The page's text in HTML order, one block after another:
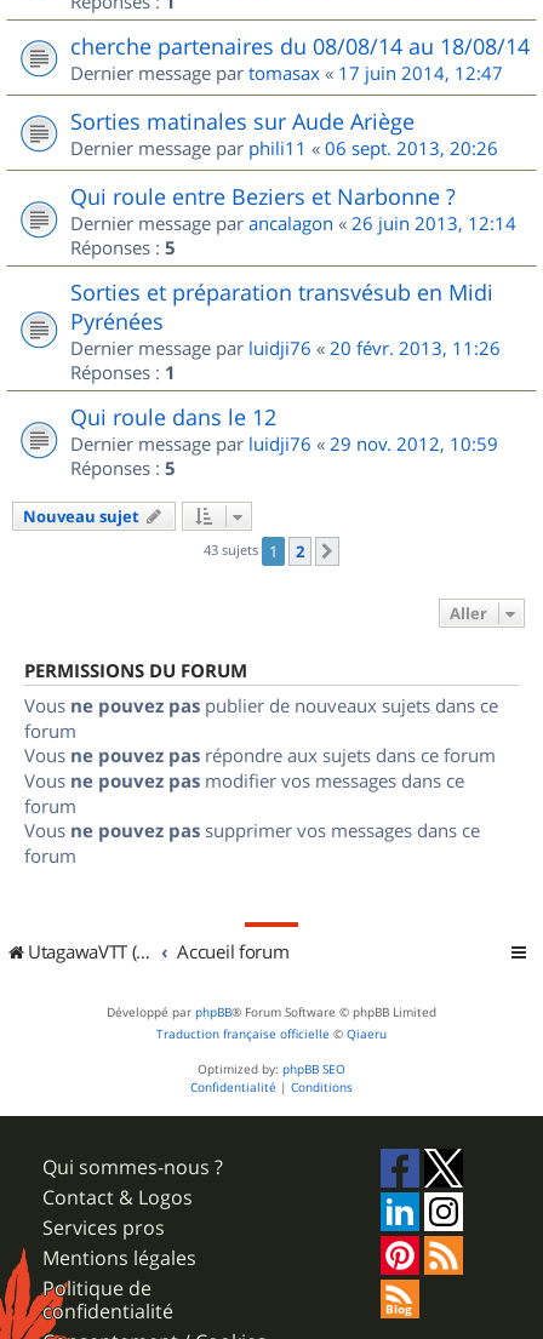
cherche partenaires du 08/08/14 au 18/08/14
Dernier message par tomasax « 17 juin 2014, 12:47
Sorties matinales sur Aude Ariège
Dernier message par phili11 « 06 sept. 2013, 20:26
Qui roule entre Beziers et Narbonne ?
Dernier message par ancalagon « 26 juin 2013, 12:14
Réponses : 5
Sorties et préparation transvésub en Midi
Pyrénées
Dernier message par luidji76 « 20 févr. 2013, 11:26
Réponses : 1
Qui roule dans le 12
Dernier message par luidji76 « 29 nov. 2012, 10:59
Réponses : 5
Nouveau sujet
43 sujets 1 2
Aller
PERMISSIONS DU FORUM
Vous ne pouvez pas publier de nouveaux sujets dans ce
forum
Vous ne pouvez pas répondre aux sujets dans ce forum
Vous ne pouvez pas modifier vos messages dans ce
forum
Vous ne pouvez pas supprimer vos messages dans ce
forum
UtagawaVTT (Randos VTT et VTTAE avec traces GPS) Accueil forum
Développé par phpBB® Forum Software © phpBB Limited
Traduction française officielle © Qiaeru
Optimized by: phpBB SEO
Confidentialité | Conditions
Qui sommes-nous ?
Contact & Logos
Services pros
Mentions légales
Politique de
confidentialité